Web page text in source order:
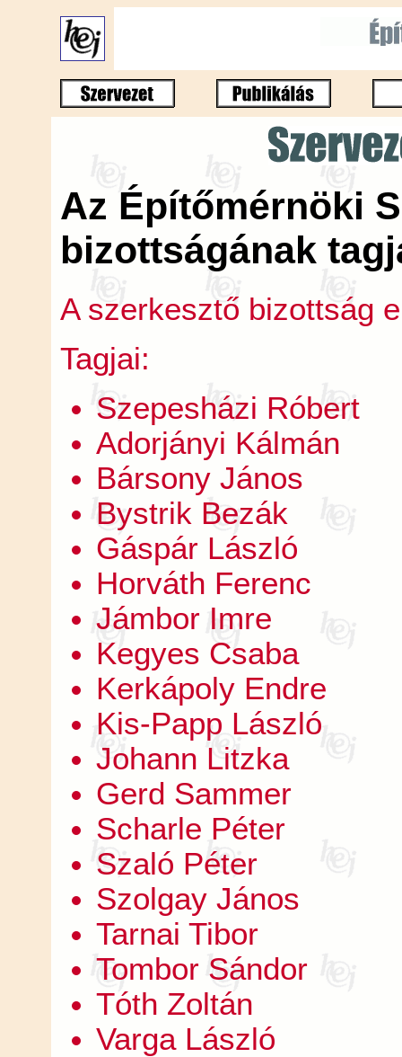
Az Építőmérnöki
bizottságának
A szerkesztő bizottság
Tagjai:
Szepesházi Róbert
Adorjányi Kálmán
Bársony János
Bystrik Bezák
Gáspár László
Horváth Ferenc
Jámbor Imre
Kegyes Csaba
Kerkápoly Endre
Kis-Papp László
Johann Litzka
Gerd Sammer
Scharle Péter
Szaló Péter
Szolgay János
Tarnai Tibor
Tombor Sándor
Tóth Zoltán
Varga László